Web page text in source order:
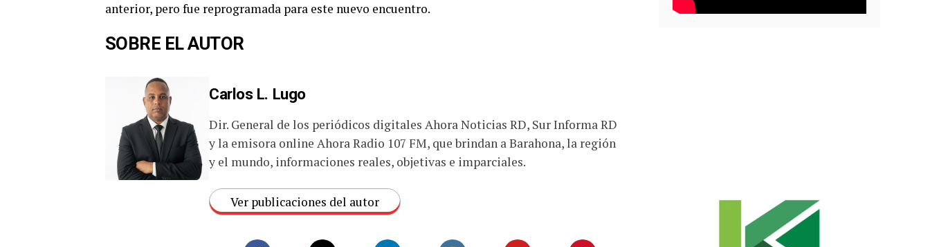
anterior, pero fue reprogramada para este nuevo encuentro.
SOBRE EL AUTOR
Carlos L. Lugo
Dir. General de los periódicos digitales Ahora Noticias RD, Sur Informa RD
y la emisora online Ahora Radio 107 FM, que brindan a Barahona, la región
y el mundo, informaciones reales, objetivas e imparciales.
Ver publicaciones del autor